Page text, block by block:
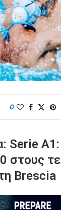
0
Serie
στους
Brescia